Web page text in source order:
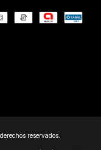
reservados.